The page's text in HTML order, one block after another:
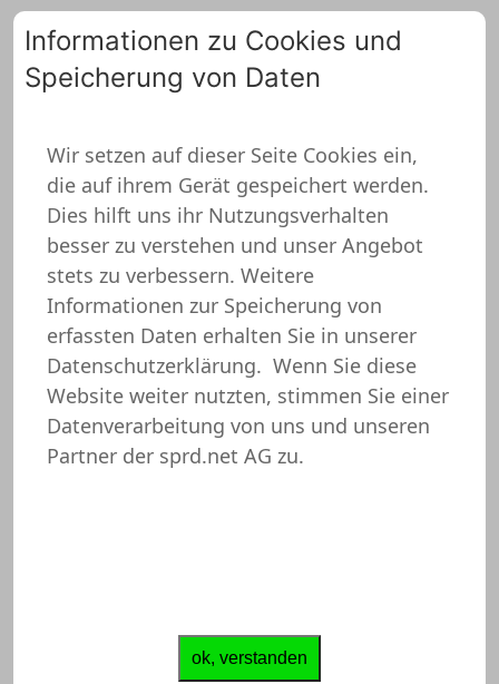
Accessoires Sonstiges
Informationen zu Cookies und
Speicherung von Daten
Wir setzen auf dieser Seite Cookies ein,
die auf ihrem Gerät gespeichert werden.
Dies hilft uns ihr Nutzungsverhalten
besser zu verstehen und unser Angebot
stets zu verbessern. Weitere
Informationen zur Speicherung von
erfassten Daten erhalten Sie in unserer
Datenschutzerklärung. Wenn Sie diese
Website weiter nutzten, stimmen Sie einer
Datenverarbeitung von uns und unseren
Partner der sprd.net AG zu.
ok, verstanden